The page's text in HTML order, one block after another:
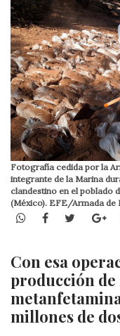
Fotografía cedida por la
integrante de la Marina
clandestino en el poblado
(México). EFE/Armada de
WhatsApp
Facebook
Twitter
Con esa
producción de
millones de